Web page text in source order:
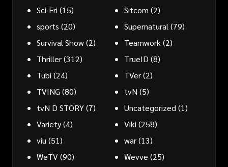
Sci-Fri (15) Sitcom (2)
sports (20) Supernatural(79)
Survival Show(2) Teamwork(2)
Thriller(312) TrueID (8)
Tubi (24) TVer(2)
TVING (80) tvN (5)
tvN D STORY(7) Uncategorized(1)
Variety(4) Viki (258)
viu(51) war(13)
WeTV(90) Wevve (25)